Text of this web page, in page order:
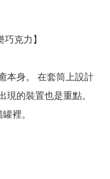
克力】
本身。 在套筒上設計
現的裝置也是重點。
裡。